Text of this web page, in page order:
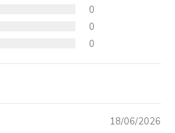
0
0
0
18/06/2026